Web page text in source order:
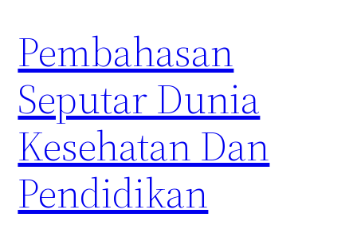
content
Pembahasan
Seputar Dunia
Kesehatan Dan
Pendidikan